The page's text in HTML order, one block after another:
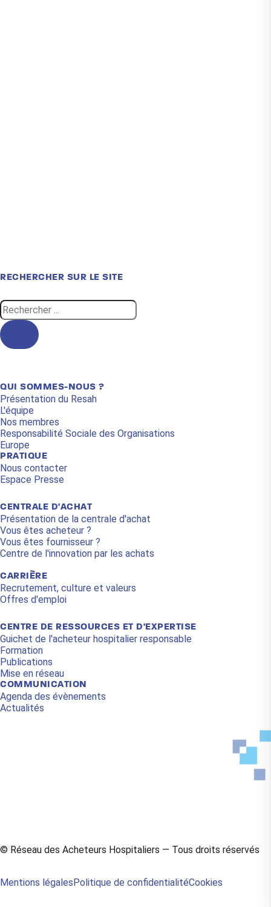
RECHERCHER SUR LE SITE
Search
...
QUI SOMMES-NOUS ?
Présentation du Resah
L'équipe
Nos membres
Responsabilité Sociale des Organisations
Europe
PRATIQUE
Nous contacter
Espace Presse
CENTRALE D'ACHAT
Présentation de la centrale d'achat
Vous êtes acheteur ?
Vous êtes fournisseur ?
Centre de l'innovation par les achats
CARRIÈRE
Recrutement, culture et valeurs
Offres d'emploi
CENTRE DE RESSOURCES ET D'EXPERTISE
Guichet de l'acheteur hospitalier responsable
Formation
Publications
Mise en réseau
COMMUNICATION
Agenda des évènements
Actualités
n
e
u
u
© Réseau des Acheteurs Hospitaliers — Tous droits réservés
Mentions légales Politique de confidentialitéCookies